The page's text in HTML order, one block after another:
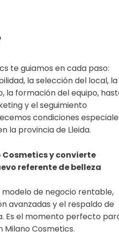
te guiamos en cada paso:
la selección del local, la
la formación del equipo,
y el seguimiento
condiciones
la provincia de Lleida.
y convierte
referente de belleza
de negocio rentable,
avanzadas y el respaldo de
Es el momento perfecto
Cosmetics.